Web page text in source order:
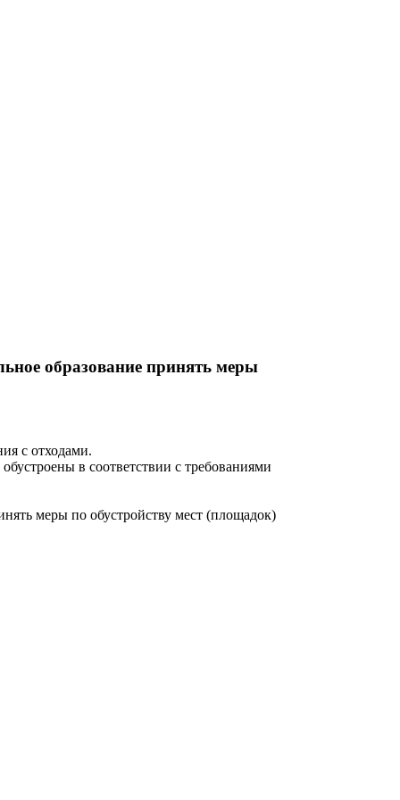
образование принять меры
с отходами.
в соответствии с требованиями
меры по обустройству мест (площадок)